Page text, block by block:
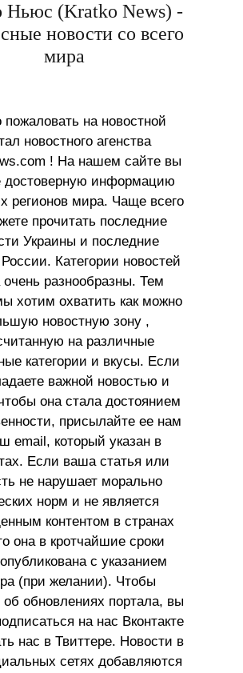
Ньюс (Kratko News) -
новости со всего
мира
на новостной
новостного агенства
! На нашем сайте вы
достоверную информацию
регионов мира. Чаще всего
прочитать последние
Украины и последние
Категории новостей
очень разнообразны. Тем
хотим охватить как можно
новостную зону ,
на различные
категории и вкусы. Если
важной новостью и
она стала достоянием
присылайте ее нам
email, который указан в
Если ваша статья или
не нарушает морально
норм и не является
контентом в странах
она в кротчайшие сроки
с указанием
(при желании). Чтобы
об обновлениях портала, вы
на нас Вконтакте
нас в Твиттере. Новости в
сетях добавляются